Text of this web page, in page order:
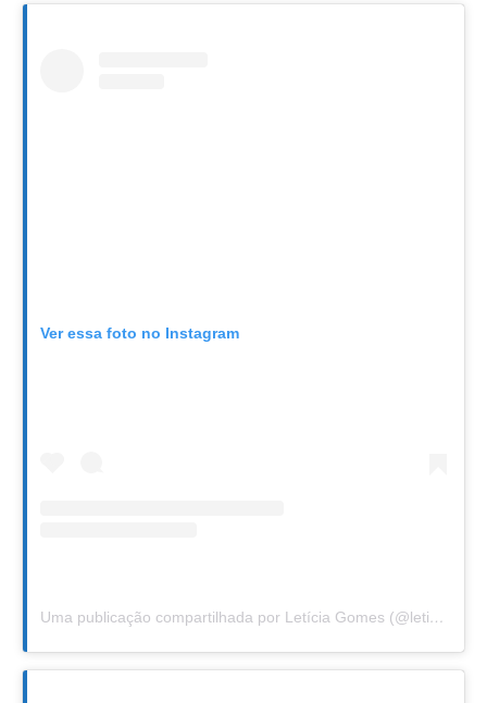
Ver essa foto no Instagram
Uma publicação compartilhada por Letícia Gomes (@leticiafgomes)